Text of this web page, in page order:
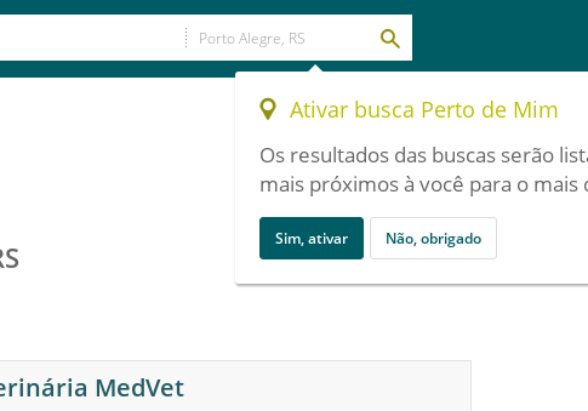
Ativar busca Perto de Mim
Os resultados das buscas serão
mais próximos à você para o mais
Sim, ativar Não, obrigado
MedVet